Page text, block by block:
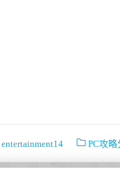
entertainment14 PC攻略